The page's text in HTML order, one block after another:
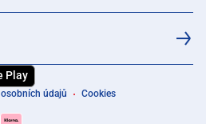
Play
údajů
Cookies